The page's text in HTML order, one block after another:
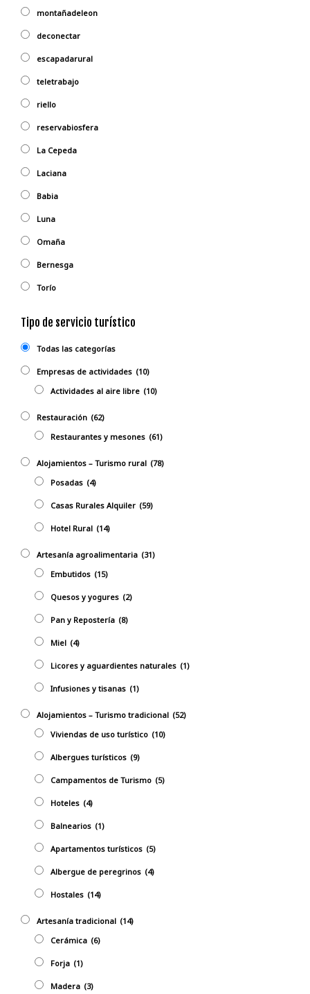
montañadeleon
deconectar
escapadarural
teletrabajo
riello
reservabiosfera
La Cepeda
Laciana
Babia
Luna
Omaña
Bernesga
Torío
Tipo de servicio turístico
Todas las categorías
Empresas de actividades (10)
Actividades al aire libre (10)
Restauración (62)
Restaurantes y mesones (61)
Alojamientos – Turismo rural (78)
Posadas (4)
Casas Rurales Alquiler (59)
Hotel Rural (14)
Artesanía agroalimentaria (31)
Embutidos (15)
Quesos y yogures (2)
Pan y Repostería (8)
Miel (4)
Licores y aguardientes naturales (1)
Infusiones y tisanas (1)
Alojamientos – Turismo tradicional (52)
Viviendas de uso turístico (10)
Albergues turísticos (9)
Campamentos de Turismo (5)
Hoteles (4)
Balnearios (1)
Apartamentos turísticos (5)
Albergue de peregrinos (4)
Hostales (14)
Artesaní­a tradicional (14)
Cerámica (6)
Forja (1)
Madera (3)